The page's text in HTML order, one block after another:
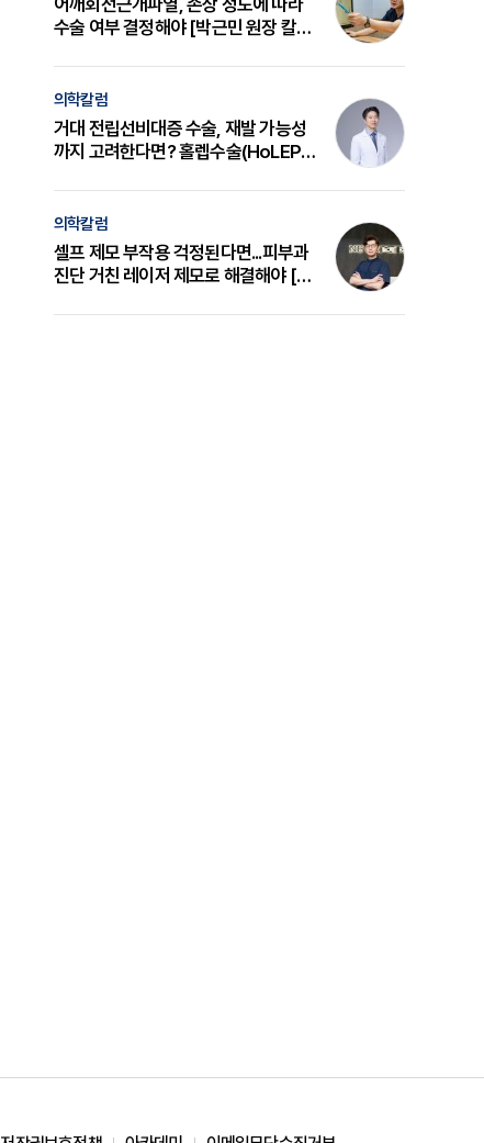
어깨회전근개파열, 손상 정도에 따라
수술 여부 결정해야 [박근민 원장 칼
의학칼럼
거대 전립선비대증 수술, 재발 가능성
까지 고려한다면? 홀렙수술(HoLEP)
의학칼럼
셀프 제모 부작용 걱정된다면...피부과
진단 거친 레이저 제모로 해결해야 [변